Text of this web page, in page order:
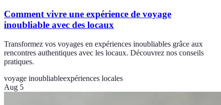
Comment vivre une expérience de voyage
inoubliable avec des locaux
Transformez vos voyages en expériences inoubliables grâce aux
rencontres authentiques avec les locaux. Découvrez nos conseils
pratiques.
voyage inoubliableexpériences locales
Aug 5